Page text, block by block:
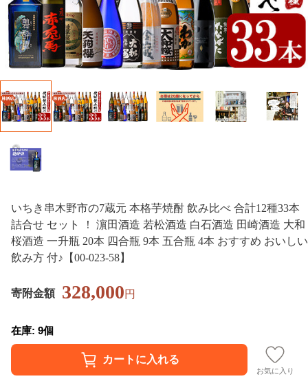
いちき串木野市の7蔵元 本格芋焼酎 飲み比べ 合計12種33本
詰合せ セット ！ 濵田酒造 若松酒造 白石酒造 田崎酒造 大和
桜酒造 一升瓶 20本 四合瓶 9本 五合瓶 4本 おすすめ おいしい
飲み方 付♪【00-023-58】
寄附金額 328,000円
在庫: 9個
お気に入り